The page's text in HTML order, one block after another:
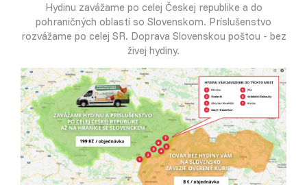
Hydinu zavážame po celej Českej republike a do
pohraničných oblastí so Slovenskom. Príslušenstvo
rozvážame po celej SR. Doprava Slovenskou poštou - bez
živej hydiny.